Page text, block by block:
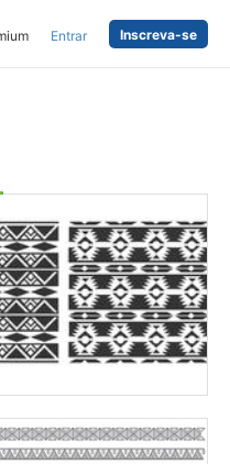
Entrar Inscreva-se